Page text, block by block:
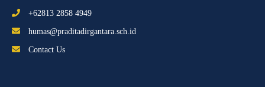
+62813 2858 4949
humas@praditadirgantara.sch.id
Contact Us